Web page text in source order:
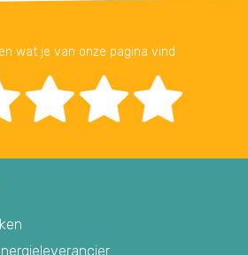
wat je van onze pagina vind